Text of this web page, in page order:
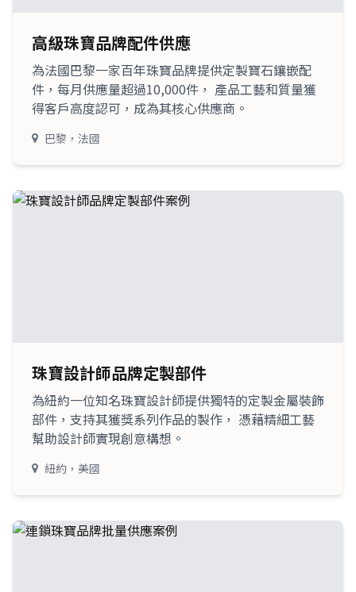
高級珠寶品牌配件供應
為法國巴黎一家百年珠寶品牌提供定製寶石鑲嵌配
件，每月供應量超過10,000件， 產品工藝和質量獲
得客戶高度認可，成為其核心供應商。
巴黎，法國
珠寶設計師品牌定製部件
為紐約一位知名珠寶設計師提供獨特的定製金屬裝飾
部件，支持其獲獎系列作品的製作， 憑藉精細工藝
幫助設計師實現創意構想。
紐約，美國